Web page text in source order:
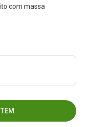
com massa